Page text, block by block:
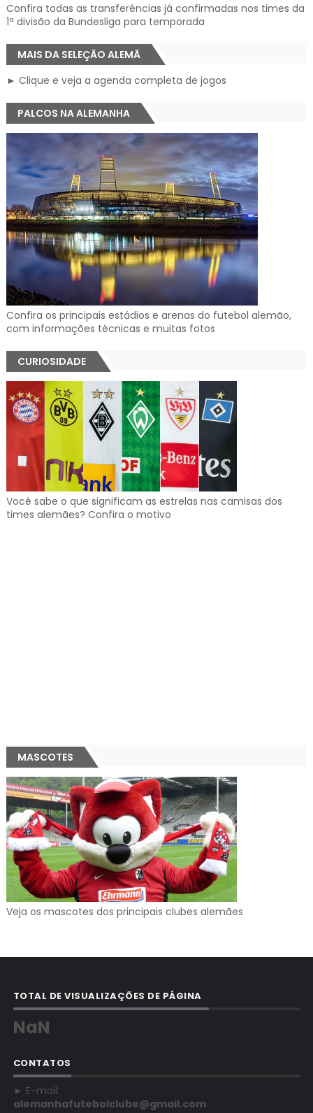
Confira todas as transferências já confirmadas nos times da
1ª divisão da Bundesliga para temporada
MAIS DA SELEÇÃO ALEMÃ
► Clique e veja a agenda completa de jogos
PALCOS NA ALEMANHA
Confira os principais estádios e arenas do futebol alemão,
com informações técnicas e muitas fotos
CURIOSIDADE
Você sabe o que significam as estrelas nas camisas dos
times alemães? Confira o motivo
MASCOTES
Veja os mascotes dos principais clubes alemães
TOTAL DE VISUALIZAÇÕES DE PÁGINA
NaN
CONTATOS
► E-mail:
alemanhafutebolclube@gmail.com